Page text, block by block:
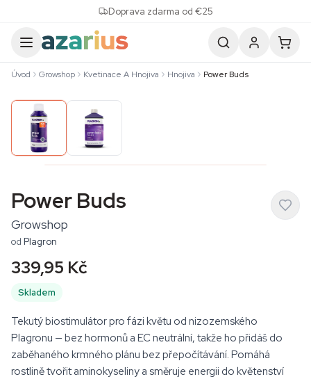
Doprava zdarma od €25
Úvod Growshop Kvetinace A Hnojiva Hnojiva Power Buds
Power Buds
Growshop
od Plagron
339,95 Kč
Skladem
Tekutý biostimulátor pro fázi květu od nizozemského
Plagronu — bez hormonů a EC neutrální, takže ho přidáš do
zaběhaného krmného plánu bez přepočítávání. Pomáhá
rostlině tvořit aminokyseliny a směruje energii do květenství